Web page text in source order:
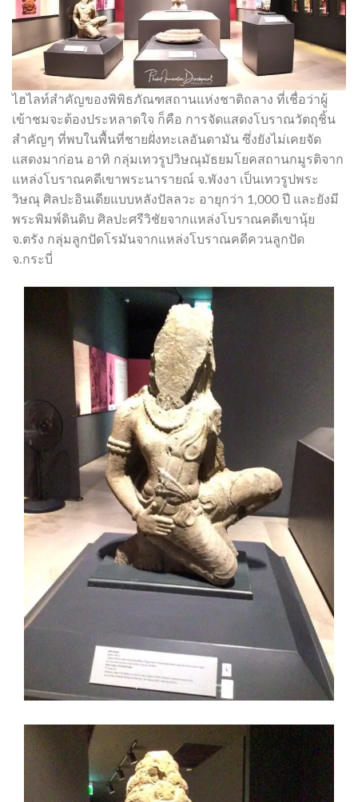
ไฮไลท์สำคัญของพิพิธภัณฑสถานแห่งชาติถลาง ที่เชื่อว่าผู้
เข้าชมจะต้องประหลาดใจ ก็คือ การจัดแสดงโบราณวัตถุชิ้น
สำคัญๆ ที่พบในพื้นที่ชายฝั่งทะเลอันดามัน ซึ่งยังไม่เคยจัด
แสดงมาก่อน อาทิ กลุ่มเทวรูปวิษณุมัธยมโยคสถานกมูรติจาก
แหล่งโบราณคดีเขาพระนารายณ์ จ.พังงา เป็นเทวรูปพระ
วิษณุ ศิลปะอินเดียแบบหลังปัลลวะ อายุกว่า 1,000 ปี และยังมี
พระพิมพ์ดินดิบ ศิลปะศรีวิชัยจากแหล่งโบราณคดีเขานุ้ย
จ.ตรัง กลุ่มลูกปัดโรมันจากแหล่งโบราณคดีควนลูกปัด
จ.กระบี่